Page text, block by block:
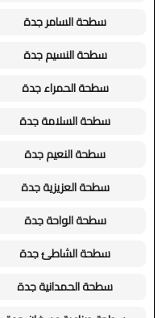
سطحة السامر جدة
سطحة النسيم جدة
سطحة الحمراء جدة
سطحة السلامة جدة
سطحة النعيم جدة
سطحة العزيزية جدة
سطحة الواحة جدة
سطحة الشاطئ جدة
سطحة الحمدانية جدة